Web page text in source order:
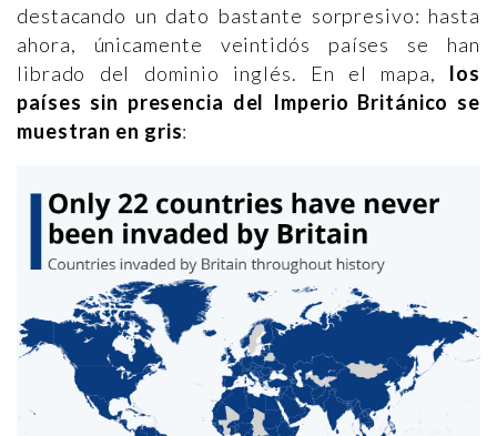
destacando un dato bastante sorpresivo: hasta
ahora, únicamente veintidós países se han
librado del dominio inglés. En el mapa, los
países sin presencia del Imperio Británico se
muestran en gris: